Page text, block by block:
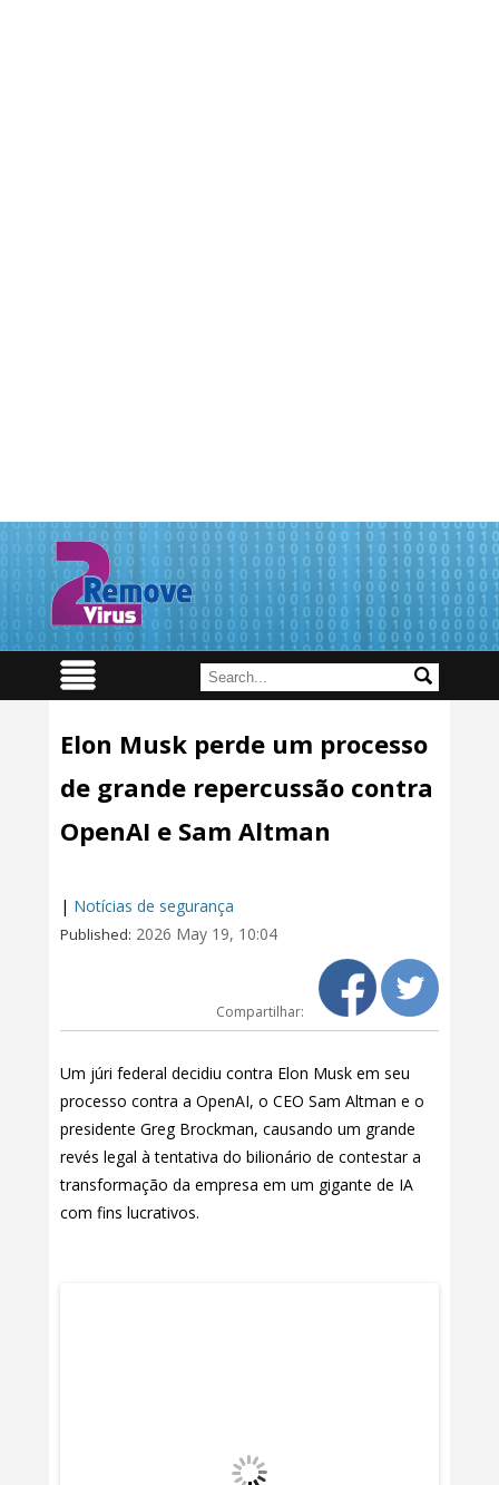
Elon Musk perde um processo
de grande repercussão contra
OpenAI e Sam Altman
| Notícias de segurança
Published: 2026 May 19, 10:04
Compartilhar:
Um júri federal decidiu contra Elon Musk em seu
processo contra a OpenAI, o CEO Sam Altman e o
presidente Greg Brockman, causando um grande
revés legal à tentativa do bilionário de contestar a
transformação da empresa em um gigante de IA
com fins lucrativos.